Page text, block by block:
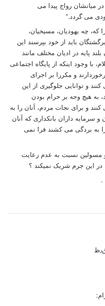
در ميانشان رواج پيدا می
می گردد.”
که، چه یهودیان، مسيحيان،
باید از خود بپرسند این
پایه در ادیان مختلف مانند
با وجود اینکه از پایگاه اجتماعی
و مکررا بر اجرای
و توانایی جلوگيری از این
به هيچ وجه بر حرام بودن
و برای نجات مردم، آنان را به
سرمایه داران بانکداری که آنان
به بردگی می کشند فرا نمی
و مسولین نسبت به عدم رعایت
در این جرم شریک نمیکند ؟
.